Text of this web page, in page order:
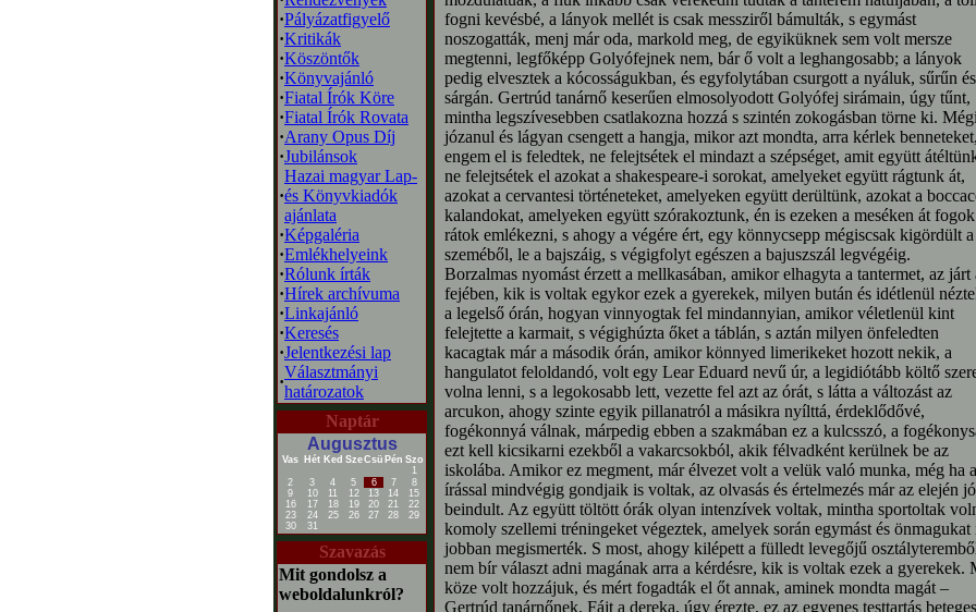
·Pályázatfigyelő
·Kritikák
·Köszöntők
·Könyvajánló
·Fiatal Írók Köre
·Fiatal Írók Rovata
·Arany Opus Díj
·Jubilánsok
·
Hazai magyar Lap-
és Könyvkiadók
ajánlata
·Képgaléria
·Emlékhelyeink
·Rólunk írták
·Hírek archívuma
·Linkajánló
·Keresés
·Jelentkezési lap
·
Választmányi
határozatok
Naptár
Augusztus
Vas Hét Ked SzeCsü Pén Szo
1
2
3 4 5 6 7
8
9
10 11 12 13 14
15
16
17 18 19 20 21
22
23
24 25 26 27 28
29
30
31
Szavazás
Mit gondolsz a
weboldalunkról?
fogni kevésbé, a lányok mellét is csak messziről bámulták, s egymást
noszogatták, menj már oda, markold meg, de egyiküknek sem volt mersze
megtenni, legfőképp Golyófejnek nem, bár ő volt a leghangosabb; a lányok
pedig elvesztek a kócosságukban, és egyfolytában csurgott a nyáluk, sűrűn és
sárgán. Gertrúd tanárnő keserűen elmosolyodott Golyófej sirámain, úgy tűnt,
mintha legszívesebben csatlakozna hozzá s szintén zokogásban törne ki.
józanul és lágyan csengett a hangja, mikor azt mondta, arra kérlek
engem el is feledtek, ne felejtsétek el mindazt a szépséget, amit együtt
ne felejtsétek el azokat a shakespeare-i sorokat, amelyeket együtt rágtunk át,
azokat a cervantesi történeteket, amelyeken együtt derültünk, azokat a
kalandokat, amelyeken együtt szórakoztunk, én is ezeken a meséken át fogok
rátok emlékezni, s ahogy a végére ért, egy könnycsepp mégiscsak kigördült a
szeméből, le a bajszáig, s végigfolyt egészen a bajuszszál legvégéig.
Borzalmas nyomást érzett a mellkasában, amikor elhagyta a tantermet, az járt
fejében, kik is voltak egykor ezek a gyerekek, milyen bután és idétlenül
a legelső órán, hogyan vinnyogtak fel mindannyian, amikor véletlenül kint
felejtette a karmait, s végighúzta őket a táblán, s aztán milyen önfeledten
kacagtak már a második órán, amikor könnyed limerikeket hozott nekik, a
hangulatot feloldandó, volt egy Lear Eduard nevű úr, a legidiótább költő
volna lenni, s a legokosabb lett, vezette fel azt az órát, s látta a változást az
arcukon, ahogy szinte egyik pillanatról a másikra nyílttá, érdeklődővé,
fogékonnyá válnak, márpedig ebben a szakmában ez a kulcsszó, a
ezt kell kicsikarni ezekből a vakarcsokból, akik félvadként kerülnek be az
iskolába. Amikor ez megment, már élvezet volt a velük való munka, még ha
írással mindvégig gondjaik is voltak, az olvasás és értelmezés már az elején
beindult. Az együtt töltött órák olyan intenzívek voltak, mintha sportoltak
komoly szellemi tréningeket végeztek, amelyek során egymást és önmagukat
jobban megismerték. S most, ahogy kilépett a fülledt levegőjű
nem bír választ adni magának arra a kérdésre, kik is voltak ezek a gyerekek.
köze volt hozzájuk, és mért fogadták el őt annak, aminek mondta magát –
Gertrúd tanárnőnek. Fájt a dereka, úgy érezte, ez az egyenes testtartás